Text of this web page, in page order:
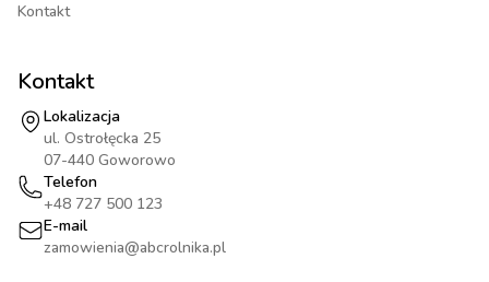
Kontakt
Kontakt
Lokalizacja
ul. Ostrołęcka 25
07-440 Goworowo
Telefon
+48 727 500 123
E-mail
zamowienia@abcrolnika.pl